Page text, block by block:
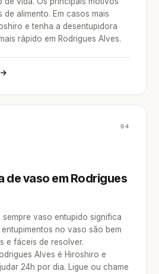
alimento. Em casos mais
e tenha a desentupidora
rápido em Rodrigues Alves.
04
de vaso em Rodrigues
sempre vaso entupido significa
no vaso são bem
e fáceis de resolver.
Alves é Hiroshiro e
24h por dia. Ligue ou chame